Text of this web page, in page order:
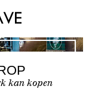
kan kopen